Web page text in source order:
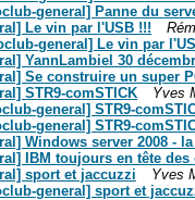
general] Panne du
Le vin par l'USB !!!
general] Le vin par
YannLambiel 30
Se construire un super
STR9-comSTICK
Yves
general] STR9-
general] STR9-
Windows server 2008 -
IBM toujours en tête
sport et jaccuzzi
Yves
general] sport et